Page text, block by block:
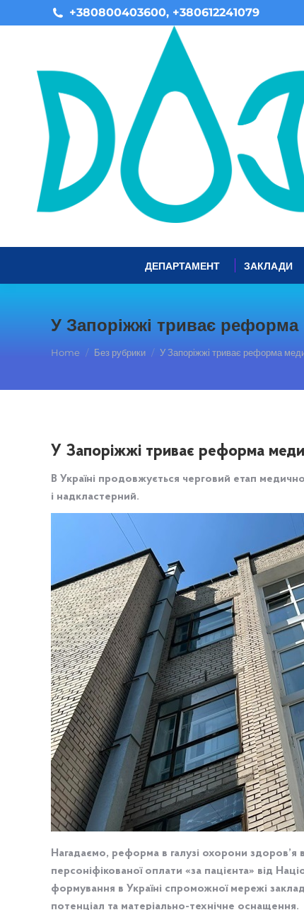
+380800403600, +380612241079
ДЕПАРТАМЕНТ ЗАКЛАДИ
У Запоріжжі триває реформа
You are here:
Home Без рубрики У Запоріжжі триває реформа
У Запоріжжі триває реформа
В Україні продовжується черговий етап
і надкластерний.
Нагадаємо, реформа в галузі охорони здоров’я
персоніфікованої оплати «за пацієнта» від
формування в Україні спроможної мережі
потенціал та матеріально-технічне оснащення.